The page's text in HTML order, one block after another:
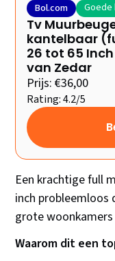
Bol.com Goede
Tv
kantelbaar
26 tot 65
van Zedar
Prijs: €36,00
Rating: 4.2/5
Een krachtige full
inch probleemloos
grote
Waarom dit een